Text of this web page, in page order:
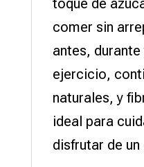
toque de
comer sin
antes,
ejercicio,
naturales, y
ideal para
disfrutar de